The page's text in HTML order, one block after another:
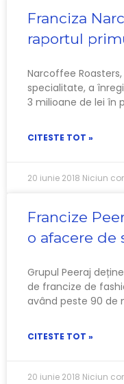
Franciza
raportul
Narcoffee
specialitate, a
3 milioane de lei în
CITESTE TOT »
20 iunie 2018 Niciun
Francize
o afacere de
Grupul Peeraj
de francize de
având peste 90 de
CITESTE TOT »
20 iunie 2018 Niciun